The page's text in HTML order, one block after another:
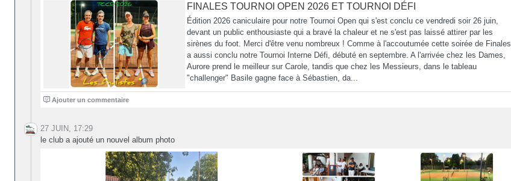
FINALES TOURNOI OPEN 2026 ET TOURNOI DÉFI
Édition 2026 caniculaire pour notre Tournoi Open qui s'est conclu ce vendredi soir 26 juin,
devant un public enthousiaste qui a bravé la chaleur et ne s'est pas laissé attirer par les
sirènes du foot. Merci d'être venu nombreux ! Comme à l'accoutumée cette soirée de Finales
a aussi conclu notre Tournoi Interne Défi, débuté en septembre. A l'arrivée chez les Dames,
Aurore prend le meilleur sur Carole, tandis que chez les Messieurs, dans le tableau
"challenger" Basile gagne face à Sébastien, da...
0 Ajouter un commentaire
27 JUIN, 17:29
le club a ajouté un nouvel album photo